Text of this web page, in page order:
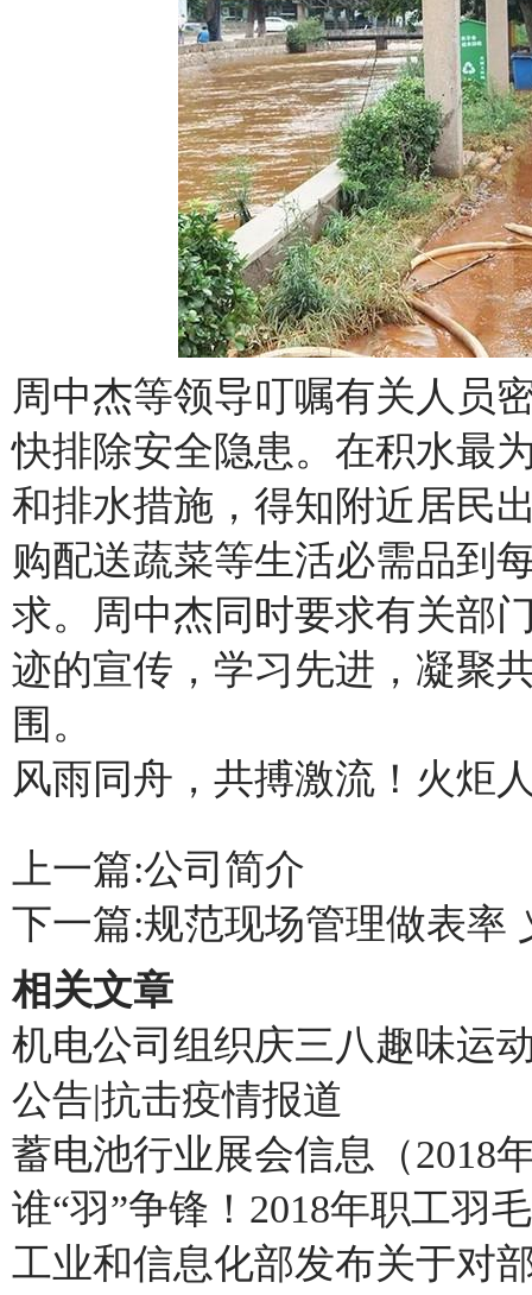
周中杰等领导叮嘱有关人员
快排除安全隐患。在积水最
和排水措施，得知附近居民
购配送蔬菜等生活必需品到
求。周中杰同时要求有关部
迹的宣传，学习先进，凝聚
围。
风雨同舟，共搏激流！火炬
上一篇:公司简介
下一篇:规范现场管理做表率
相关文章
机电公司组织庆三八趣味运
公告|抗击疫情报道
蓄电池行业展会信息（2018
谁“羽”争锋！2018年职工羽
工业和信息化部发布关于对